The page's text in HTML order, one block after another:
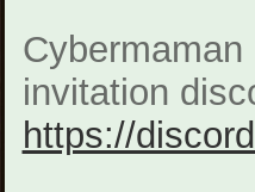
invitation
https://